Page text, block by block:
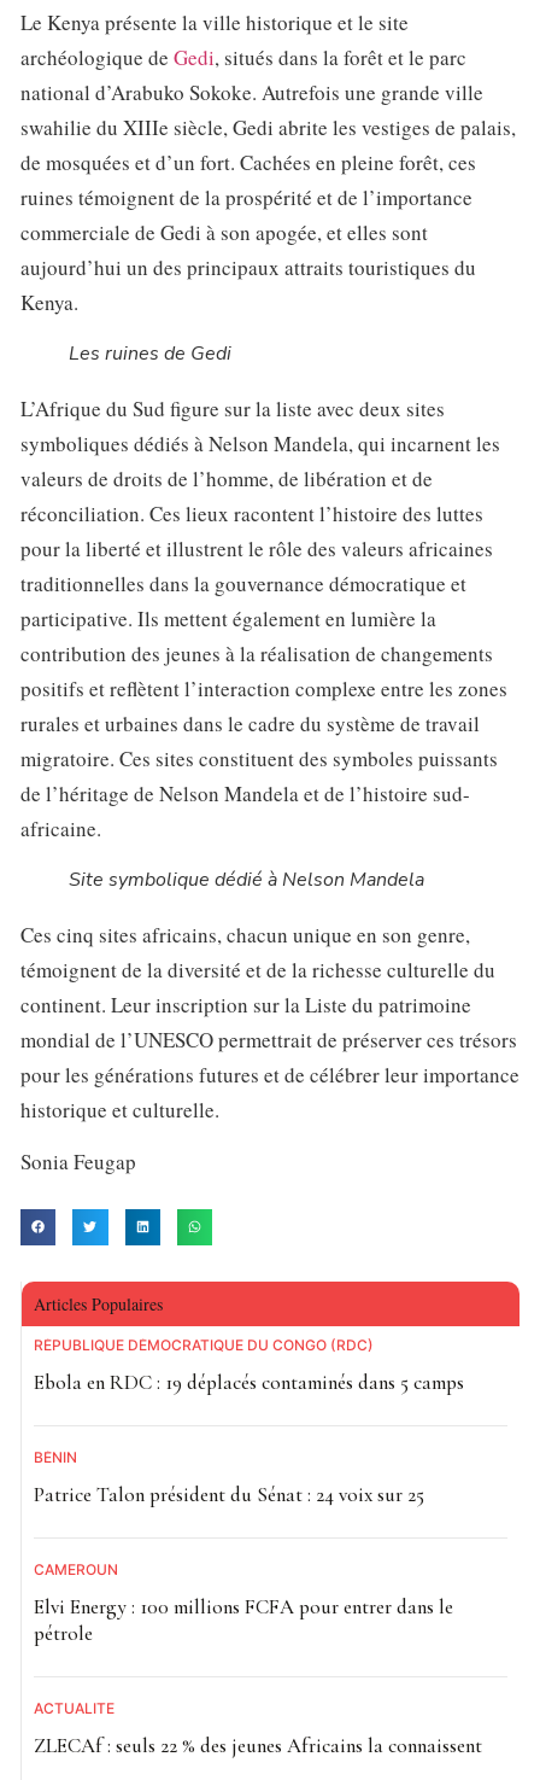
Le Kenya présente la ville historique et le site
archéologique de Gedi, situés dans la forêt et le parc
national d’Arabuko Sokoke. Autrefois une grande ville
swahilie du XIIIe siècle, Gedi abrite les vestiges de palais,
de mosquées et d’un fort. Cachées en pleine forêt, ces
ruines témoignent de la prospérité et de l’importance
commerciale de Gedi à son apogée, et elles sont
aujourd’hui un des principaux attraits touristiques du
Kenya.
Les ruines de Gedi
L’Afrique du Sud figure sur la liste avec deux sites
symboliques dédiés à Nelson Mandela, qui incarnent les
valeurs de droits de l’homme, de libération et de
réconciliation. Ces lieux racontent l’histoire des luttes
pour la liberté et illustrent le rôle des valeurs africaines
traditionnelles dans la gouvernance démocratique et
participative. Ils mettent également en lumière la
contribution des jeunes à la réalisation de changements
positifs et reflètent l’interaction complexe entre les zones
rurales et urbaines dans le cadre du système de travail
migratoire. Ces sites constituent des symboles puissants
de l’héritage de Nelson Mandela et de l’histoire sud-
africaine.
Site symbolique dédié à Nelson Mandela
Ces cinq sites africains, chacun unique en son genre,
témoignent de la diversité et de la richesse culturelle du
continent. Leur inscription sur la Liste du patrimoine
mondial de l’UNESCO permettrait de préserver ces trésors
pour les générations futures et de célébrer leur importance
historique et culturelle.
Sonia Feugap
Articles Populaires
RÉPUBLIQUE DÉMOCRATIQUE DU CONGO (RDC)
Ebola en RDC : 19 déplacés contaminés dans 5 camps
BÉNIN
Patrice Talon président du Sénat : 24 voix sur 25
CAMEROUN
Elvi Energy : 100 millions FCFA pour entrer dans le
pétrole
ACTUALITE
ZLECAf : seuls 22 % des jeunes Africains la connaissent